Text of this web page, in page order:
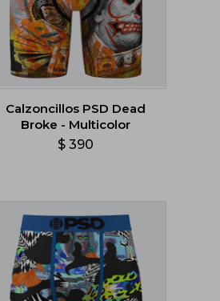
Calzoncillos PSD Dead
Broke - Multicolor
$ 390